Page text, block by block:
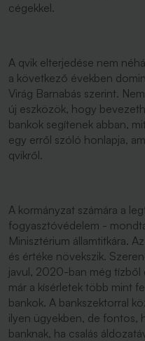
cégekkel.
A qvik elterjedése nem
a következő években
Virág Barnabás szerint.
új eszközök, hogy
bankok segítenek abban,
egy erről szóló honlapja,
qvikről.
A kormányzat számára a
fogyasztóvédelem -
Minisztérium államtitkára.
és értéke növekszik.
javul, 2020-ban még tízből
már a kísérletek több mint
bankok. A bankszektorral
ilyen ügyekben, de fontos,
banknak, ha csalás